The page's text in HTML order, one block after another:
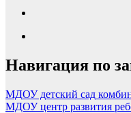
Навигация по
МДОУ детский сад
МДОУ центр развития